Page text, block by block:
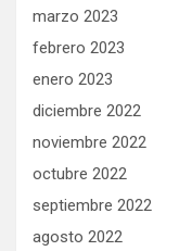
marzo 2023
febrero 2023
enero 2023
diciembre 2022
noviembre 2022
octubre 2022
septiembre 2022
agosto 2022